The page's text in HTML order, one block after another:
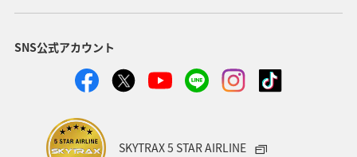
SNS公式アカウント
SKYTRAX 5 STAR AIRLINE